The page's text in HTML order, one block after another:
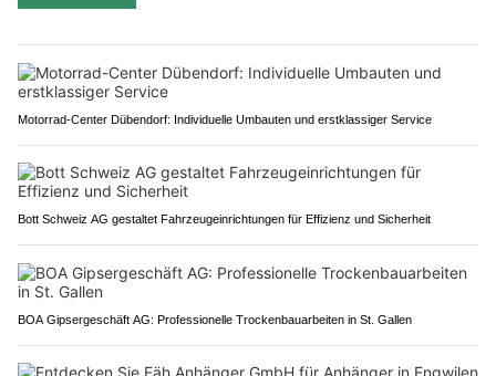
Motorrad-Center Dübendorf: Individuelle Umbauten und erstklassiger Service
Bott Schweiz AG gestaltet Fahrzeugeinrichtungen für Effizienz und Sicherheit
BOA Gipsergeschäft AG: Professionelle Trockenbauarbeiten in St. Gallen